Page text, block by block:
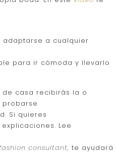
adaptarse a cualquier
para ir cómoda y llevarlo
de casa recibirás la o
probarse
Si quieres
Lee
consultant, te ayudará